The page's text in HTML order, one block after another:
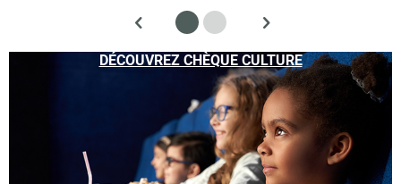
DÉCOUVREZ CHÈQUE CULTURE